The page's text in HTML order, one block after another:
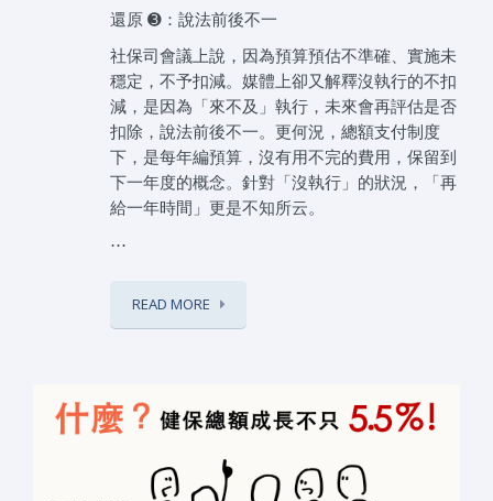
還原 ➌：說法前後不一
社保司會議上說，因為預算預估不準確、實施未
穩定，不予扣減。媒體上卻又解釋沒執行的不扣
減，是因為「來不及」執行，未來會再評估是否
扣除，說法前後不一。更何況，總額支付制度
下，是每年編預算，沒有用不完的費用，保留到
下一年度的概念。針對「沒執行」的狀況，「再
給一年時間」更是不知所云。
⋯
READ MORE